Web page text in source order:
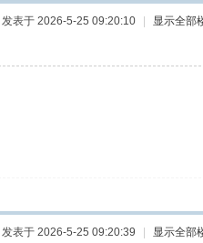
发表于 2026-5-25 09:20:10 显示全部
发表于 2026-5-25 09:20:39 显示全部